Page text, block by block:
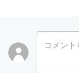
コメント